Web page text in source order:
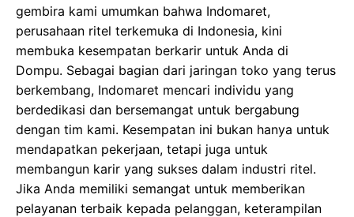
gembira kami umumkan bahwa Indomaret,
perusahaan ritel terkemuka di Indonesia, kini
membuka kesempatan berkarir untuk Anda di
Dompu. Sebagai bagian dari jaringan toko yang terus
berkembang, Indomaret mencari individu yang
berdedikasi dan bersemangat untuk bergabung
dengan tim kami. Kesempatan ini bukan hanya untuk
mendapatkan pekerjaan, tetapi juga untuk
membangun karir yang sukses dalam industri ritel.
Jika Anda memiliki semangat untuk memberikan
pelayanan terbaik kepada pelanggan, keterampilan